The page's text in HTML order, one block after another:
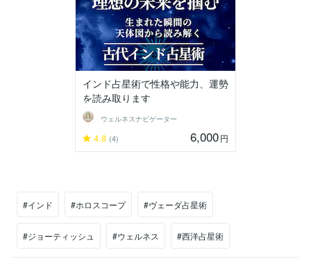
インド占星術で性格や能力、運勢
を読み取ります
ウェルネスナビゲーター
4.8 (4) 6,000円
#インド #ホロスコープ #ヴェーダ占星術
#ジョーティッシュ #ウェルネス #西洋占星術